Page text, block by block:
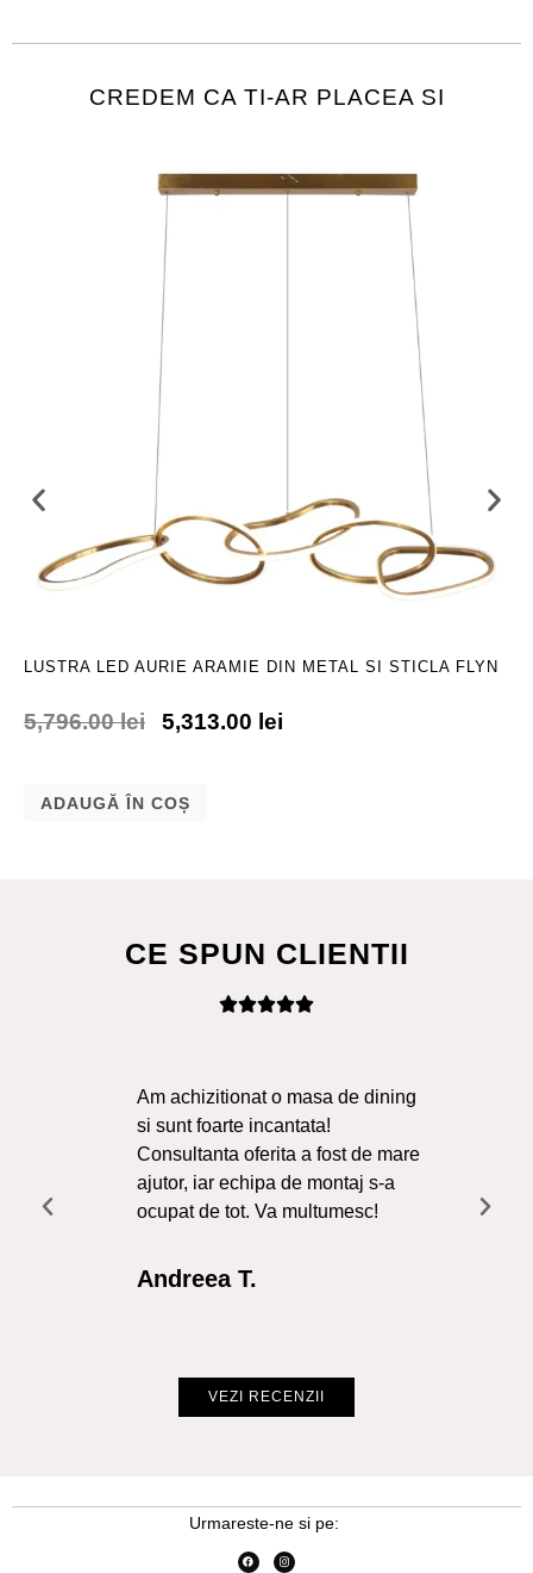
CREDEM CA TI-AR PLACEA SI
LUSTRA LED AURIE ARAMIE DIN METAL SI STICLA FLYN
5,796.00lei 5,313.00 lei
ADAUGĂ ÎN COȘ
CE SPUN CLIENTII
Am achizitionat o masa de dining
si sunt foarte incantata!
Consultanta oferita a fost de mare
ajutor, iar echipa de montaj s-a
ocupat de tot. Va multumesc!
Andreea T.
VEZI RECENZII
Urmareste-ne si pe: